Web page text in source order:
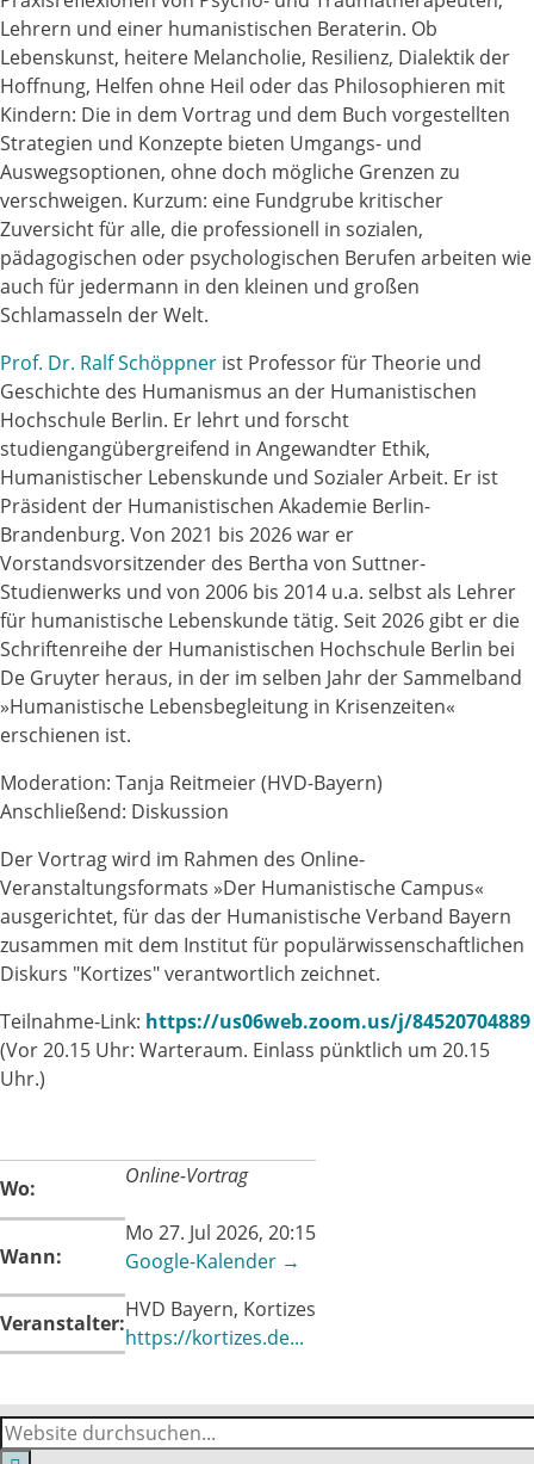
Lehrern und einer humanistischen Beraterin. Ob
Lebenskunst, heitere Melancholie, Resilienz, Dialektik der
Hoffnung, Helfen ohne Heil oder das Philosophieren mit
Kindern: Die in dem Vortrag und dem Buch vorgestellten
Strategien und Konzepte bieten Umgangs- und
Auswegsoptionen, ohne doch mögliche Grenzen zu
verschweigen. Kurzum: eine Fundgrube kritischer
Zuversicht für alle, die professionell in sozialen,
pädagogischen oder psychologischen Berufen arbeiten wie
auch für jedermann in den kleinen und großen
Schlamasseln der Welt.
Prof. Dr. Ralf Schöppner ist Professor für Theorie und
Geschichte des Humanismus an der Humanistischen
Hochschule Berlin. Er lehrt und forscht
studiengangübergreifend in Angewandter Ethik,
Humanistischer Lebenskunde und Sozialer Arbeit. Er ist
Präsident der Humanistischen Akademie Berlin-
Brandenburg. Von 2021 bis 2026 war er
Vorstandsvorsitzender des Bertha von Suttner-
Studienwerks und von 2006 bis 2014 u.a. selbst als Lehrer
für humanistische Lebenskunde tätig. Seit 2026 gibt er die
Schriftenreihe der Humanistischen Hochschule Berlin bei
De Gruyter heraus, in der im selben Jahr der Sammelband
»Humanistische Lebensbegleitung in Krisenzeiten«
erschienen ist.
Moderation: Tanja Reitmeier (HVD-Bayern)
Anschließend: Diskussion
Der Vortrag wird im Rahmen des Online-
Veranstaltungsformats »Der Humanistische Campus«
ausgerichtet, für das der Humanistische Verband Bayern
zusammen mit dem Institut für populärwissenschaftlichen
Diskurs "Kortizes" verantwortlich zeichnet.
Teilnahme-Link: https://us06web.zoom.us/j/84520704889
(Vor 20.15 Uhr: Warteraum. Einlass pünktlich um 20.15
Uhr.)
Wo: Online-Vortrag
Wann:
Mo 27. Jul 2026, 20:15
Google-Kalender →
Veranstalter:
HVD Bayern, Kortizes
https://kortizes.de...
Suchformular
Suche